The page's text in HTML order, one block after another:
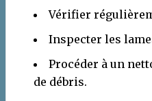
Vérifier
Inspecter les
Procéder à un
de débris.